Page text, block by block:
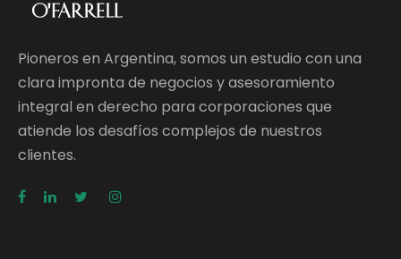
Pioneros en Argentina, somos un estudio con una
clara impronta de negocios y asesoramiento
integral en derecho para corporaciones que
atiende los desafíos complejos de nuestros
clientes.